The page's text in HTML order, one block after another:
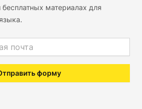
материалах для
форму